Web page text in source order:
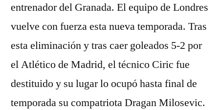
entrenador del Granada. El equipo de Londres
vuelve con fuerza esta nueva temporada. Tras
esta eliminación y tras caer goleados 5-2 por
el Atlético de Madrid, el técnico Ciric fue
destituido y su lugar lo ocupó hasta final de
temporada su compatriota Dragan Milosevic.